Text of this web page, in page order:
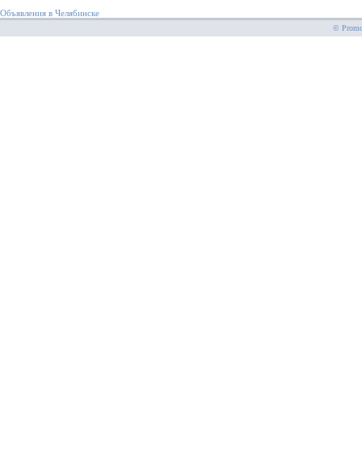
Объявления в Челябинске
©